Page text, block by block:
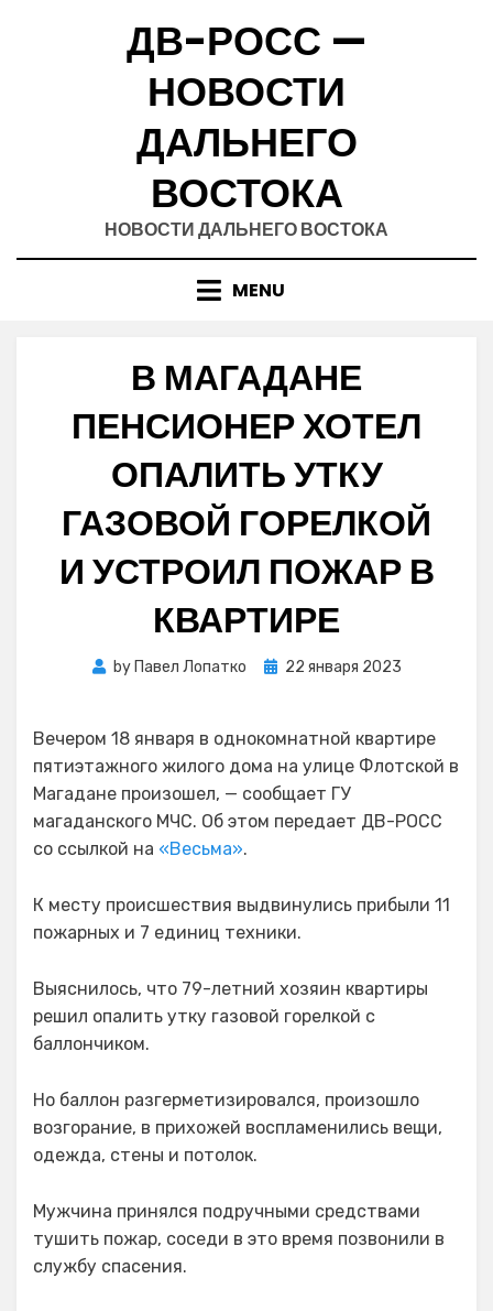
ДВ-РОСС —
НОВОСТИ
ДАЛЬНЕГО
ВОСТОКА
НОВОСТИ ДАЛЬНЕГО ВОСТОКА
MENU
В МАГАДАНЕ
ПЕНСИОНЕР ХОТЕЛ
ОПАЛИТЬ УТКУ
ГАЗОВОЙ ГОРЕЛКОЙ
И УСТРОИЛ ПОЖАР В
КВАРТИРЕ
by Павел Лопатко
Posted
22 января 2023
Вечером 18 января в однокомнатной квартире
пятиэтажного жилого дома на улице Флотской в
Магадане произошел, — сообщает ГУ
магаданского МЧС. Об этом передает ДВ-РОСС
со ссылкой на «Весьма».
К месту происшествия выдвинулись прибыли 11
пожарных и 7 единиц техники.
Выяснилось, что 79-летний хозяин квартиры
решил опалить утку газовой горелкой с
баллончиком.
Но баллон разгерметизировался, произошло
возгорание, в прихожей воспламенились вещи,
одежда, стены и потолок.
Мужчина принялся подручными средствами
тушить пожар, соседи в это время позвонили в
службу спасения.